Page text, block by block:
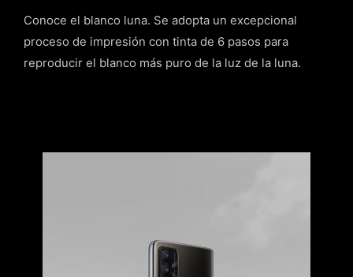
Conoce el blanco luna. Se adopta un excepcional
proceso de impresión con tinta de 6 pasos para
reproducir el blanco más puro de la luz de la luna.